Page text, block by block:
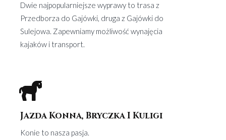
Dwie najpopularniejsze wyprawy to trasa z
Przedborza do Gajówki, druga z Gajówki do
Sulejowa. Zapewniamy możliwość wynajęcia
kajaków i transport.
Jazda Konna, Bryczka I Kuligi
Konie to nasza pasja.